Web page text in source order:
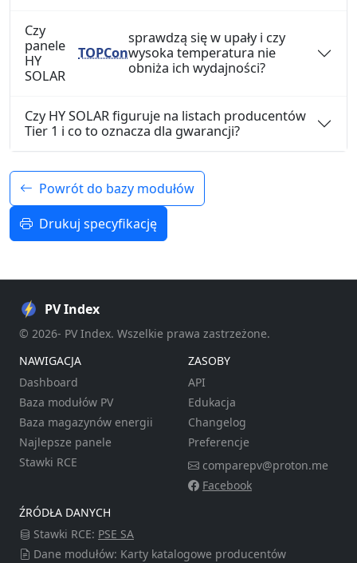
Czy
panele
HY
SOLAR
TOPCon
sprawdzą się w upały i czy
wysoka temperatura nie
obniża ich wydajności?
Czy HY SOLAR figuruje na listach producentów
Tier 1 i co to oznacza dla gwarancji?
Powrót do bazy modułów
Drukuj specyfikację
PV Index
© 2026- PV Index. Wszelkie prawa zastrzeżone.
NAWIGACJA
Dashboard
Baza modułów PV
Baza magazynów energii
Najlepsze panele
Stawki RCE
ZASOBY
API
Edukacja
Changelog
Preferencje
comparepv@proton.me
Facebook
ŹRÓDŁA DANYCH
Stawki RCE: PSE SA
Dane modułów: Karty katalogowe producentów